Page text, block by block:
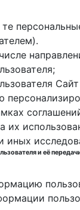
их
иных
и её